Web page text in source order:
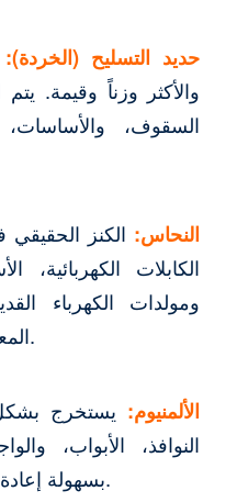
حديد التسليح (الخردة):
والأكثر وزناً وقيمة.
السقوف، والأساسات،
النحاس: الكنز
الكابلات الكهربائية،
ومولدات الكهرباء
المعادن في سوق السكراب.
الألمنيوم: يستخرج
النوافذ، الأبواب،
بسهولة إعادة تدويره وقيمته المرتفعة.